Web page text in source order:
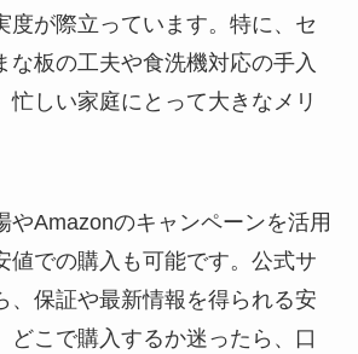
度が際立っています。特に、セ
な板の工夫や食洗機対応の手入
忙しい家庭にとって大きなメリ
やAmazonのキャンペーンを活用
値での購入も可能です。公式サ
、保証や最新情報を得られる安
どこで購入するか迷ったら、口